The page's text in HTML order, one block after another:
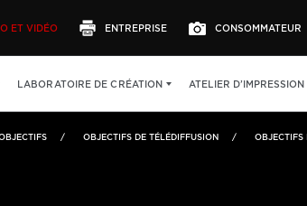
ET VIDÉO ENTREPRISE CONSOMMATEUR
LABORATOIRE DE CRÉATION ATELIER D’IMPRESSION
VUE D'ENSEMBLE CARACTÉRISTIQUES
OBJECTIFS DE TÉLÉDIFFUSION OBJECTIFS